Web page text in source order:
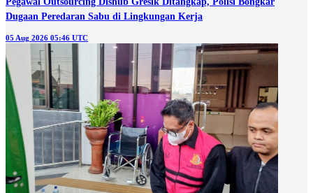
Dugaan Peredaran Sabu di Lingkungan Kerja
05 Aug 2026 05:46 UTC